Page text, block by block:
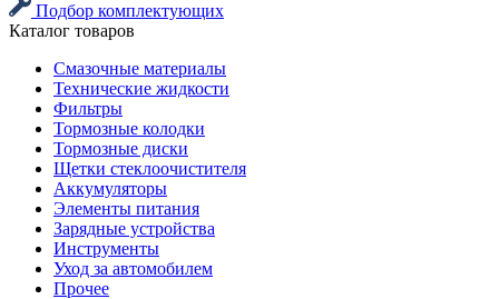
Подбор комплектующих
Каталог товаров
Смазочные материалы
Технические жидкости
Фильтры
Тормозные колодки
Тормозные диски
Щетки стеклоочистителя
Аккумуляторы
Элементы питания
Зарядные устройства
Инструменты
Уход за автомобилем
Прочее